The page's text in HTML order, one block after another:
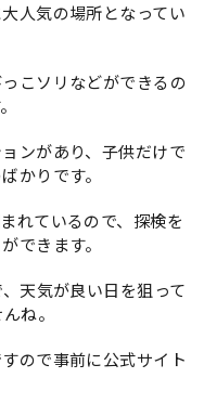
人気の場所となってい
こソリなどができるの
ンがあり、子供だけで
かりです。
れているので、探検を
できます。
天気が良い日を狙って
ね。
ので事前に公式サイト